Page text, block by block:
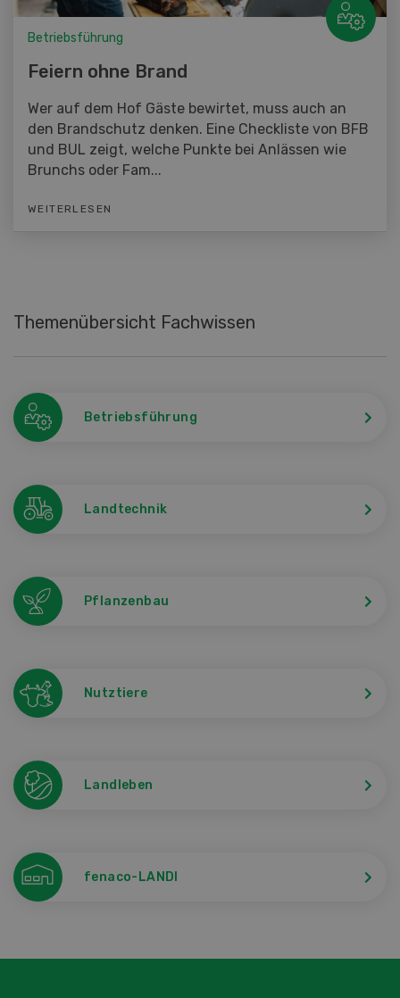
Betriebsführung
Feiern ohne Brand
Wer auf dem Hof Gäste bewirtet, muss auch an
den Brandschutz denken. Eine Checkliste von BFB
und BUL zeigt, welche Punkte bei Anlässen wie
Brunchs oder Fam...
WEITERLESEN
Themenübersicht Fachwissen
Betriebsführung
Landtechnik
Pflanzenbau
Nutztiere
Landleben
fenaco-LANDI